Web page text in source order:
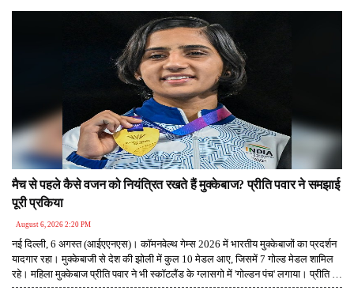
मैच से पहले कैसे वजन को नियंत्रित रखते हैं मुक्केबाज? प्रीति पवार ने समझाई
पूरी प्रकिया
August 6, 2026 2:20 PM
नई दिल्ली, 6 अगस्त (आईएएनएस)। कॉमनवेल्थ गेम्स 2026 में भारतीय मुक्केबाजों का प्रदर्शन
यादगार रहा। मुक्केबाजी से देश की झोली में कुल 10 मेडल आए, जिसमें 7 गोल्ड मेडल शामिल
रहे। महिला मुक्केबाज प्रीति पवार ने भी स्कॉटलैंड के ग्लासगो में 'गोल्डन पंच' लगाया। प्रीति ने
बताया कि उनके गोल्ड मेडल जीतकर आने पर पूरा परिवार काफी खुश है।